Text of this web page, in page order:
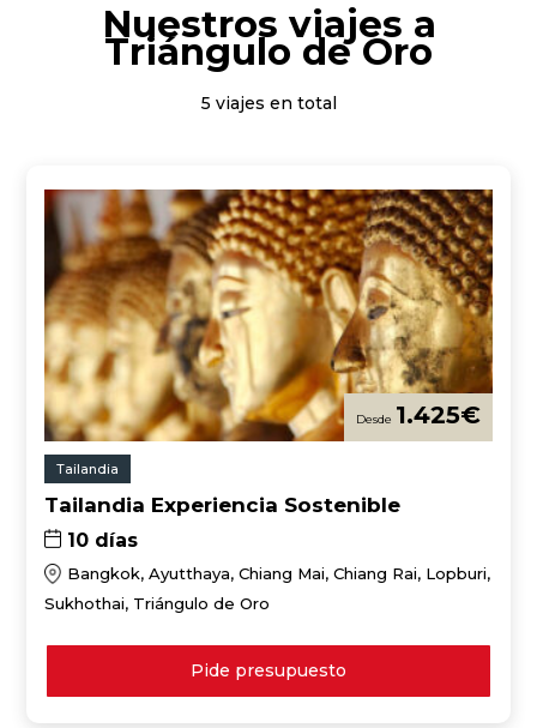
Nuestros viajes a
Triángulo de Oro
5 viajes en total
1.425€
Tailandia
Tailandia Experiencia Sostenible
10 días
Bangkok, Ayutthaya, Chiang Mai, Chiang Rai, Lopburi,
Sukhothai, Triángulo de Oro
Pide presupuesto